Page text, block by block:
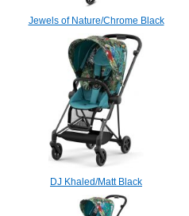
Jewels of Nature/Chrome Black
DJ Khaled/Matt Black